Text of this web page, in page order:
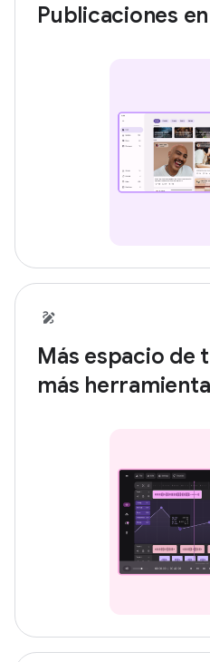
Publicaciones
Más espacio de
más